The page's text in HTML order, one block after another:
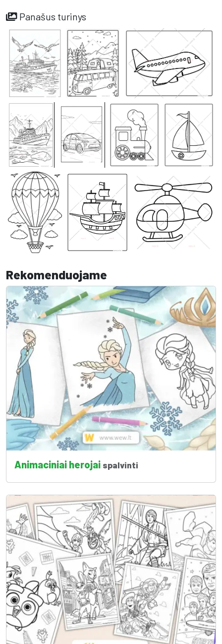
Panašus turinys
Rekomenduojame
Animaciniai herojai spalvinti